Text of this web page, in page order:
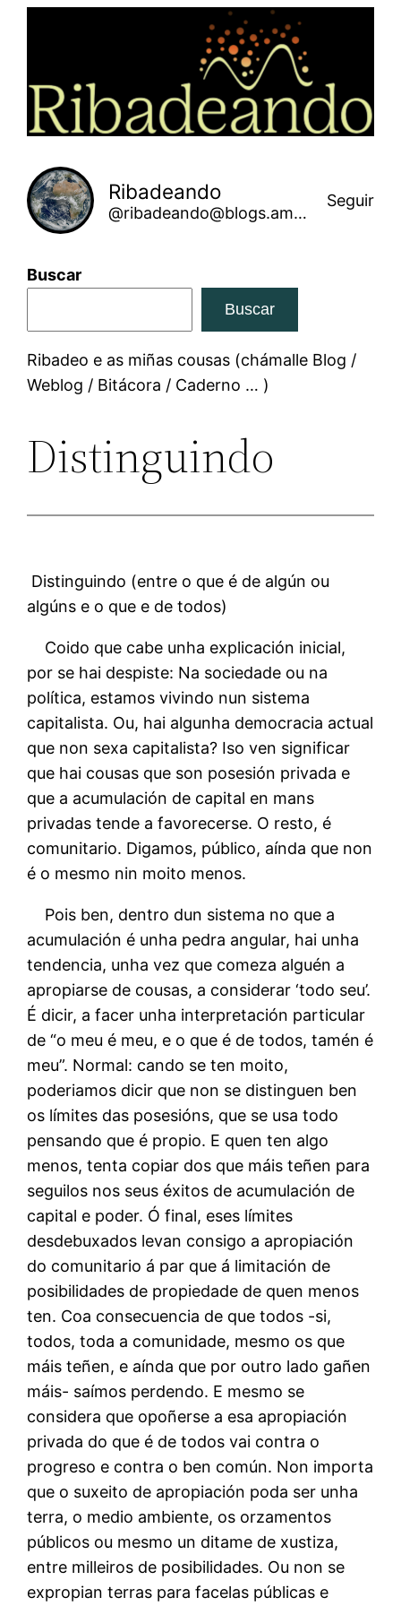
Ribadeando
@ribadeando@blogs.amarinha.gal
Seguir
Buscar
Buscar
Ribadeo e as miñas cousas (chámalle Blog /
Weblog / Bitácora / Caderno … )
Distinguindo
Distinguindo (entre o que é de algún ou
algúns e o que e de todos)
Coido que cabe unha explicación inicial,
por se hai despiste: Na sociedade ou na
política, estamos vivindo nun sistema
capitalista. Ou, hai algunha democracia actual
que non sexa capitalista? Iso ven significar
que hai cousas que son posesión privada e
que a acumulación de capital en mans
privadas tende a favorecerse. O resto, é
comunitario. Digamos, público, aínda que non
é o mesmo nin moito menos.
Pois ben, dentro dun sistema no que a
acumulación é unha pedra angular, hai unha
tendencia, unha vez que comeza alguén a
apropiarse de cousas, a considerar ‘todo seu’.
É dicir, a facer unha interpretación particular
de “o meu é meu, e o que é de todos, tamén é
meu”. Normal: cando se ten moito,
poderiamos dicir que non se distinguen ben
os límites das posesións, que se usa todo
pensando que é propio. E quen ten algo
menos, tenta copiar dos que máis teñen para
seguilos nos seus éxitos de acumulación de
capital e poder. Ó final, eses límites
desdebuxados levan consigo a apropiación
do comunitario á par que á limitación de
posibilidades de propiedade de quen menos
ten. Coa consecuencia de que todos -si,
todos, toda a comunidade, mesmo os que
máis teñen, e aínda que por outro lado gañen
máis- saímos perdendo. E mesmo se
considera que opoñerse a esa apropiación
privada do que é de todos vai contra o
progreso e contra o ben común. Non importa
que o suxeito de apropiación poda ser unha
terra, o medio ambiente, os orzamentos
públicos ou mesmo un ditame de xustiza,
entre milleiros de posibilidades. Ou non se
expropian terras para facelas públicas e